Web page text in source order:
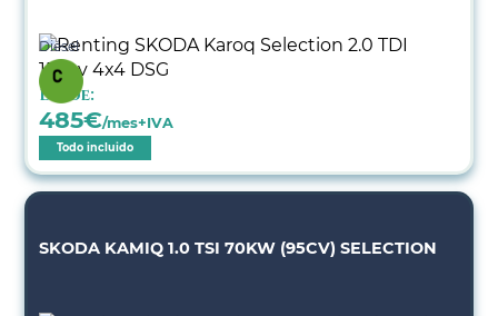
Diésel
Desde:
485€/mes+IVA
Todo incluido
SKODA KAMIQ 1.0 TSI 70KW (95CV) SELECTION